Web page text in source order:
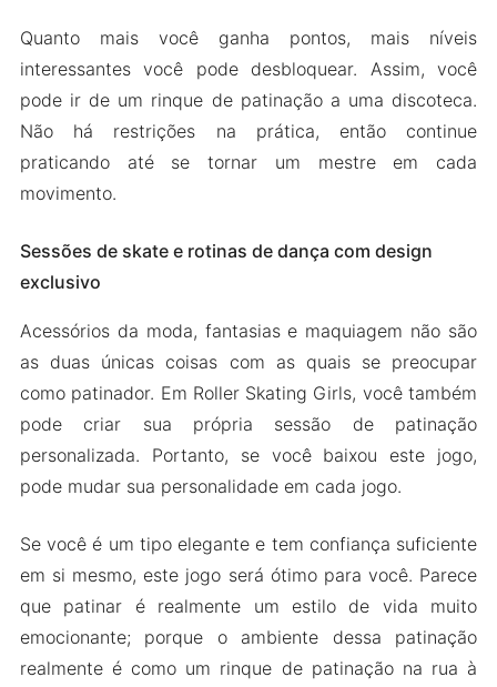
Quanto mais você ganha pontos, mais níveis
interessantes você pode desbloquear. Assim, você
pode ir de um rinque de patinação a uma discoteca.
Não há restrições na prática, então continue
praticando até se tornar um mestre em cada
movimento.
Sessões de skate e rotinas de dança com design
exclusivo
Acessórios da moda, fantasias e maquiagem não são
as duas únicas coisas com as quais se preocupar
como patinador. Em Roller Skating Girls, você também
pode criar sua própria sessão de patinação
personalizada. Portanto, se você baixou este jogo,
pode mudar sua personalidade em cada jogo.
Se você é um tipo elegante e tem confiança suficiente
em si mesmo, este jogo será ótimo para você. Parece
que patinar é realmente um estilo de vida muito
emocionante; porque o ambiente dessa patinação
realmente é como um rinque de patinação na rua à